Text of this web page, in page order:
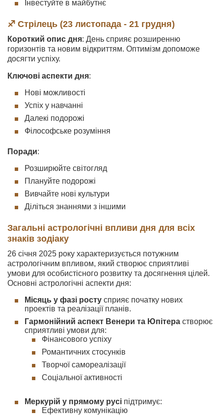
Інвестуйте в майбутнє
♐ Стрілець (23 листопада - 21 грудня)
Короткий опис дня: День сприяє розширенню
горизонтів та новим відкриттям. Оптимізм допоможе
досягти успіху.
Ключові аспекти дня:
Нові можливості
Успіх у навчанні
Далекі подорожі
Філософське розуміння
Поради:
Розширюйте світогляд
Плануйте подорожі
Вивчайте нові культури
Діліться знаннями з іншими
Загальні астрологічні впливи дня для всіх
знаків зодіаку
26 січня 2025 року характеризується потужним
астрологічним впливом, який створює сприятливі
умови для особистісного розвитку та досягнення цілей.
Основні астрологічні аспекти дня:
Місяць у фазі росту сприяє початку нових
проектів та реалізації планів.
Гармонійний аспект Венери та Юпітера створює
сприятливі умови для:
Фінансового успіху
Романтичних стосунків
Творчої самореалізації
Соціальної активності
Меркурій у прямому русі підтримує:
Ефективну комунікацію